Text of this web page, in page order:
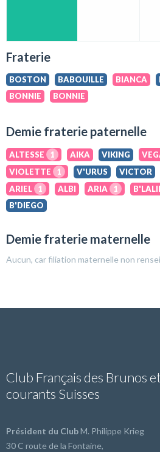
Fraterie
BOSTON BABOUILLE BIANCA
BONNIE
BONNIE
Demie fraterie paternelle
ALTESSE 1 AIKA VIKING
VIOLETTE
1 V'URUS VICTOR
ARIEL
1 ALBI ARIA 1
B'DIEGO
Demie fraterie maternelle
Aucun, car filiation maternelle non
Club Français des Brunos
courants Suisses
Président du ClubM. Philippe Krieg
30 C route de la Fontaine,